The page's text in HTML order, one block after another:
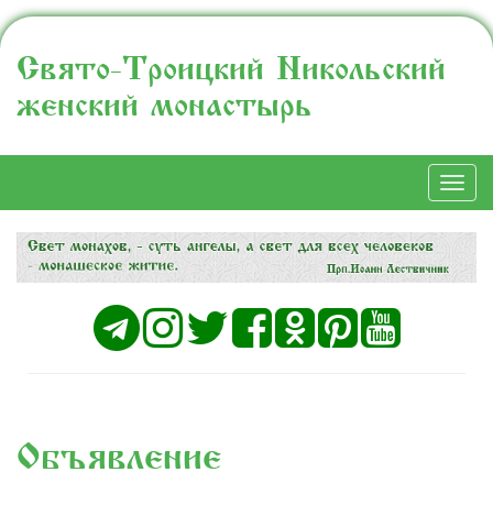
Свято-Троицкий Никольский
женский монастырь
Объявление